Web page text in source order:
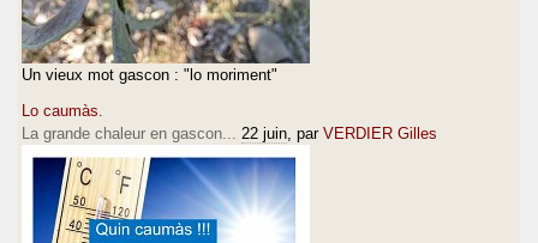
Un vieux mot gascon : "lo moriment"
Lo caumàs.
La grande chaleur en gascon...
22 juin , par VERDIER Gilles